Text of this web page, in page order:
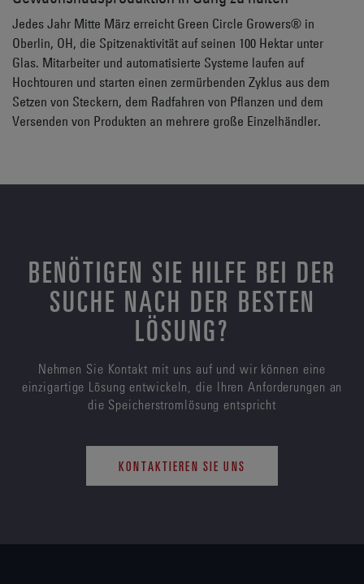
Jedes Jahr Mitte März erreicht Green Circle Growers® in
Oberlin, OH, die Spitzenaktivität auf seinen 100 Hektar unter
Glas. Mitarbeiter und automatisierte Systeme laufen auf
Hochtouren und starten einen zermürbenden Zyklus aus dem
Setzen von Steckern, dem Radfahren von Pflanzen und dem
Versenden von Produkten an mehrere große Einzelhändler.
BENÖTIGEN SIE HILFE BEI DER
SUCHE NACH DER BESTEN
LÖSUNG?
Nehmen Sie Kontakt mit uns auf und wir können eine
einzigartige Lösung entwickeln, die Ihren Anforderungen an
die Speicherstromlösung entspricht
KONTAKTIEREN SIE UNS